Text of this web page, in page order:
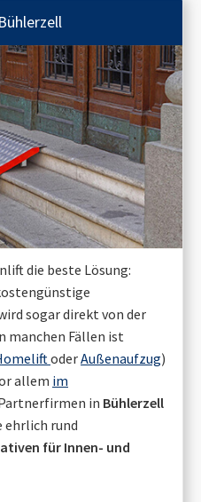
Bühlerzell
die beste Lösung:
sogar direkt von der
manchen Fällen ist
oderAußenaufzug)
allem im
in Bühlerzell
ehrlich rund
für Innen- und